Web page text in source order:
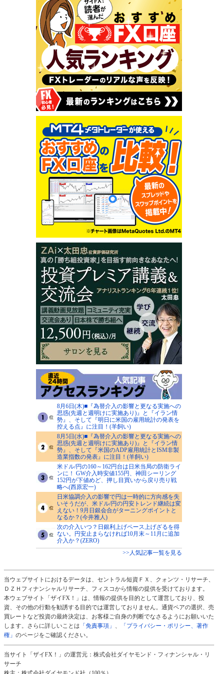
8月6日(木)■『為替介入の影響と更なる実施への
思惑(先週と週明けに実施あり)』と『イラン情
勢』、そして『明日に米国の雇用統計の発表を
控える点』に注目！(羊飼い)
8月5日(水)■『為替介入の影響と更なる実施への
思惑(先週と週明けに実施あり)』と『イラン情
勢』、そして『米国のADP雇用統計とISM非製
造業指数の発表』に注目！(羊飼い)
米ドル/円の160～162円台は日米当局の防衛ライ
ンに！ GW介入時安値155円、神田シーリング
152円が下値めど、押し目買いから戻り売り戦
略へ(西原宏一)
日米協調介入の影響で円は一時的に方向感を失
いそうだが、米ドル/円の円安トレンド継続は変
えない！9月日銀会合がターニングポイントと
なるか？(今井雅人)
次の介入いつ？日銀利上げペース上げざるを得
ない。円安止まらなければ10月末～11月に追加
介入か？(ZERO)
>>人気記事一覧を見る
当ウェブサイトにおけるデータは、セントラル短資ＦＸ、クォンツ・リサーチ、
ＤＺＨフィナンシャルリサーチ、フィスコから情報の提供を受けております。
本ウェブサイト「ザイFX！」は、情報の提供を目的として運営しており、投
資、その他の行動を勧誘する目的では運営しておりません。通貨ペアの選択、売
買レートなど投資の最終決定は、お客様ご自身の判断でなさるようにお願いいた
します。さらに詳しいことは 「免責事項」
「プライバシー・ポリシー、著作
権」 のページをご確認ください。
当サイト「ザイFX！」の運営元：株式会社ダイヤモンド・フィナンシャル・リ
サーチ